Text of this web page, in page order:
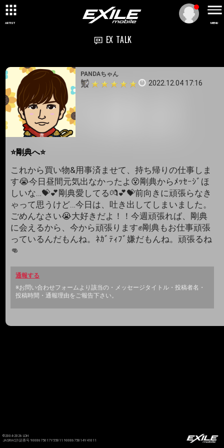
ARTIST MENU
EX TALK
PANDAちゃん
2022.12.04 17:16
⭐剛典へ⭐
これから買い物&用事済ませて、持ち帰りの仕事しま
す😭今日昼間元気出なかったよ😵剛典からﾒｯｾｰｼﾞほ
しいな…💝💕剛典愛してる💏💕💝前向きに頑張らなき
ゃって思うけど…今日は、吐き出してしまいました。
ごめんなさい😭大好きだよ！！今週頑張れば、剛典
に会えるから、今から頑張ります✊️剛典もお仕事頑張
っているんだもんね。ﾈｶﾞﾃｨﾌﾞ嫌だもんね。頑張るね
👊
通報する
※お問い合わせフォームより該当の・メッセージタイトル・投稿者名・
投稿時間・通報理由をご報告下さい。
©2004-2026 LDH
JASRAC許諾番号 9008675017Y55011 9008675014Y41011